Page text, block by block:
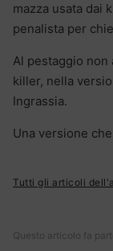
mazza usata dai
penalista per
Al pestaggio non
killer, nella
Ingrassia.
Una versione
Tutti gli articoli
Questo articolo fa